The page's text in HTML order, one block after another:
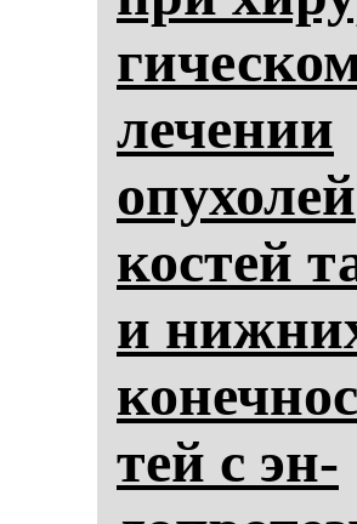
ле­че­нии
опу­хо­лей
кос­тей
и
тей с эн­